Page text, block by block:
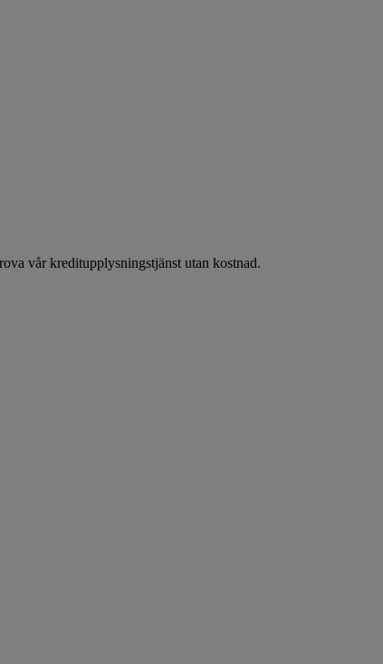
vår kreditupplysningstjänst utan kostnad.